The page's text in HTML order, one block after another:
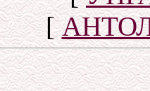
[